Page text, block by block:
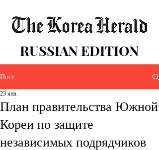
RUSSIAN EDITION
Пост
План правительства Южной
Кореи по защите
независимых подрядчиков
23 янв.